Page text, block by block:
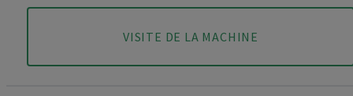
VISITE DE LA MACHINE